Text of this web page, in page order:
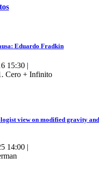
Eduardo Fradkin
15:30 |
Cero + Infinito
view on modified gravity
14:00 |